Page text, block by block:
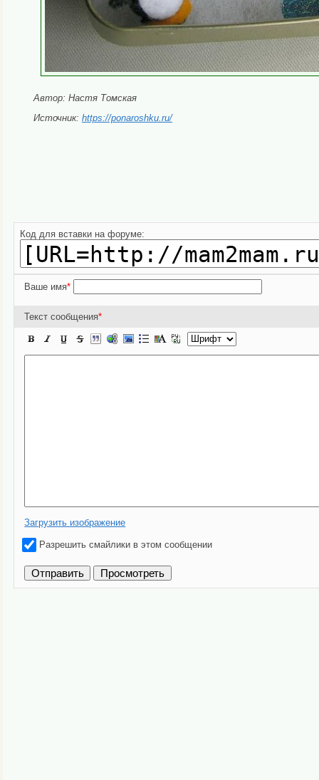
Автор: Настя Томская
Источник: https://ponaroshku.ru/
Код для вставки на форуме:
Ваше имя*
Текст сообщения*
Загрузить изображение
Разрешить смайлики в этом сообщении